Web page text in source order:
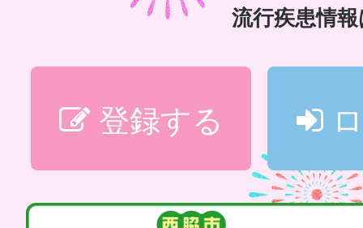
流行疾患情
登録する